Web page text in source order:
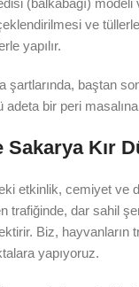
ve
yapılır.
şartlarında, baştan
bir peri
Kır
etkinlik, cemiyet ve
trafiğinde, dar sahil
Biz, hayvanların
yapıyoruz.